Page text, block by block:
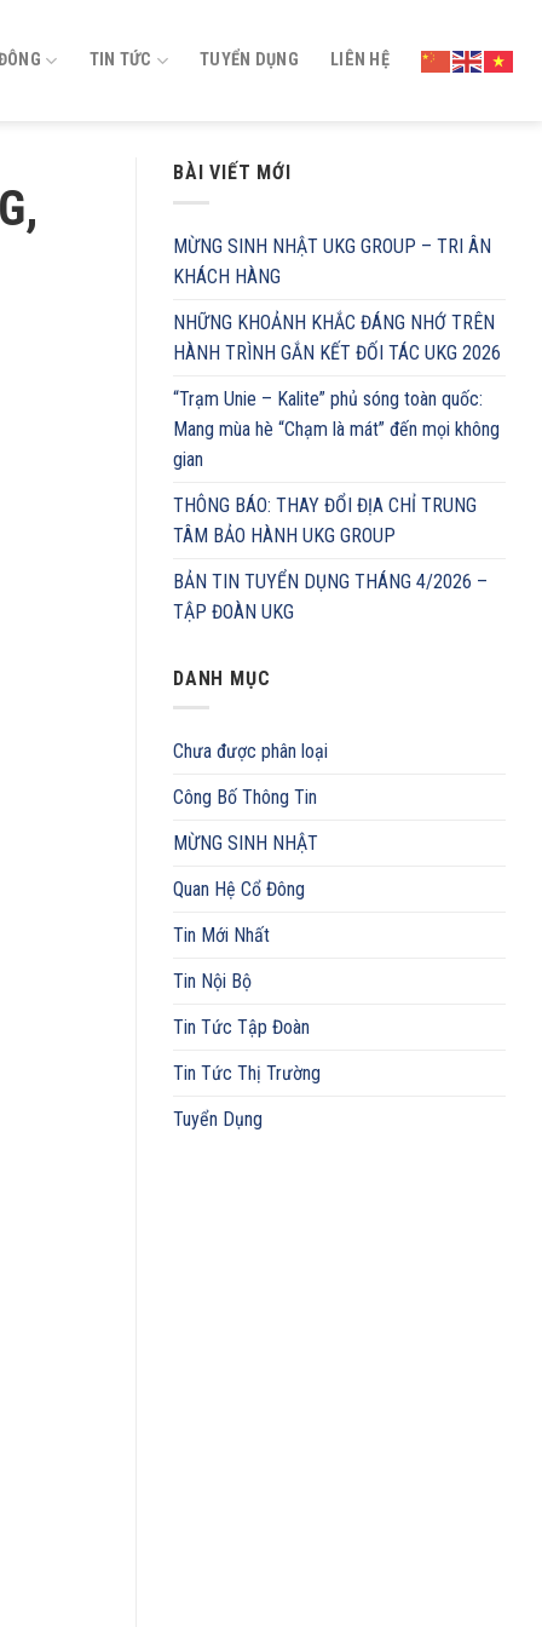
TIN TỨC TUYỂN DỤNG LIÊN HỆ
BÀI VIẾT MỚI
MỪNG SINH NHẬT UKG GROUP – TRI ÂN
KHÁCH HÀNG
NHỮNG KHOẢNH KHẮC ĐÁNG NHỚ TRÊN
HÀNH TRÌNH GẮN KẾT ĐỐI TÁC UKG 2026
“Trạm Unie – Kalite” phủ sóng toàn quốc:
Mang mùa hè “Chạm là mát” đến mọi không
gian
THÔNG BÁO: THAY ĐỔI ĐỊA CHỈ TRUNG
TÂM BẢO HÀNH UKG GROUP
BẢN TIN TUYỂN DỤNG THÁNG 4/2026 –
TẬP ĐOÀN UKG
DANH MỤC
Chưa được phân loại
Công Bố Thông Tin
MỪNG SINH NHẬT
Quan Hệ Cổ Đông
Tin Mới Nhất
Tin Nội Bộ
Tin Tức Tập Đoàn
Tin Tức Thị Trường
Tuyển Dụng